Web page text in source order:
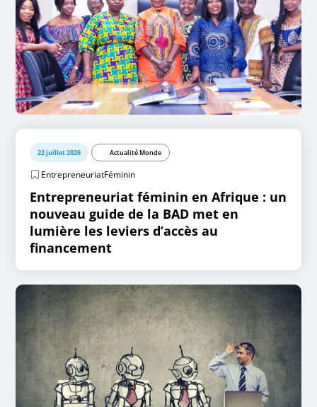
22 juillet 2026 Actualité Monde
EntrepreneuriatFéminin
Entrepreneuriat féminin en Afrique : un
nouveau guide de la BAD met en
lumière les leviers d’accès au
financement